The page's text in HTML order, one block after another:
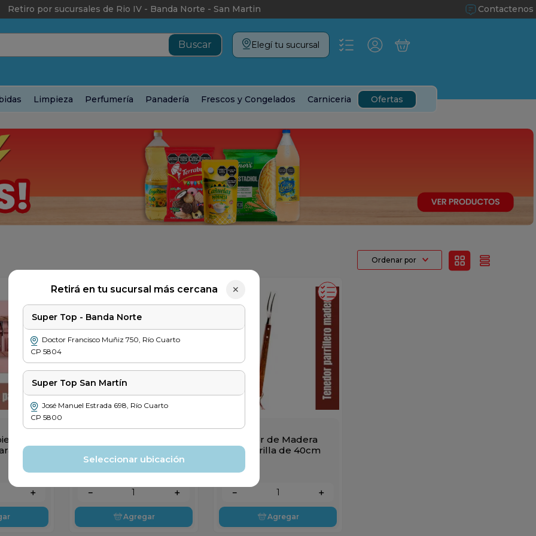
Retiro por sucursales de Rio IV - Banda Norte - San Martin Contactenos
Elegí tu sucursal
Retirá en tu sucursal más cercana ✕
Super Top - Banda Norte
Doctor Francisco Muñiz 750 Río Cuarto
CP 5804
Super Top San Martín
José Manuel Estrada 698 Río Cuarto
CP 5800
Seleccionar ubicación
Limpieza Perfumería Panadería Frescos y Congelados Carniceria Ofertas
Ordenar por
＋
MATEG
Madera
$ 39.999
＋
－
Agregar
MATEG
Tenedor de Madera
para Parilla de 40cm
$ 7999
＋
－
Agregar